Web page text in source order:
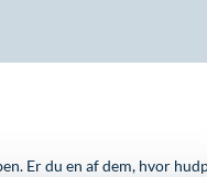
Er du en af dem, hvor